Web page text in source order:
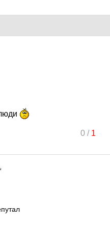
0/ 1